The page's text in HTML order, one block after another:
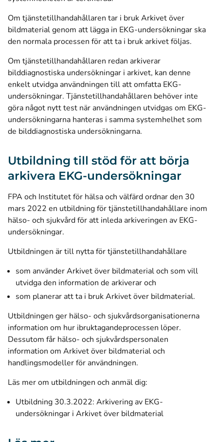
Om tjänstetillhandahållaren tar i bruk Arkivet över
bildmaterial genom att lägga in EKG-undersökningar ska
den normala processen för att ta i bruk arkivet följas.
Om tjänstetillhandahållaren redan arkiverar
bilddiagnostiska undersökningar i arkivet, kan denne
enkelt utvidga användningen till att omfatta EKG-
undersökningar. Tjänstetillhandahållaren behöver inte
göra något nytt test när användningen utvidgas om EKG-
undersökningarna hanteras i samma systemhelhet som
de bilddiagnostiska undersökningarna.
Utbildning till stöd för att börja
arkivera EKG-undersökningar
FPA och Institutet för hälsa och välfärd ordnar den 30
mars 2022 en utbildning för tjänstetillhandahållare inom
hälso- och sjukvård för att inleda arkiveringen av EKG-
undersökningar.
Utbildningen är till nytta för tjänstetillhandahållare
som använder Arkivet över bildmaterial och som vill
utvidga den information de arkiverar och
som planerar att ta i bruk Arkivet över bildmaterial.
Utbildningen ger hälso- och sjukvårdsorganisationerna
information om hur ibruktagandeprocessen löper.
Dessutom får hälso- och sjukvårdspersonalen
information om Arkivet över bildmaterial och
handlingsmodeller för användningen.
Läs mer om utbildningen och anmäl dig:
Utbildning 30.3.2022: Arkivering av EKG-
undersökningar i Arkivet över bildmaterial